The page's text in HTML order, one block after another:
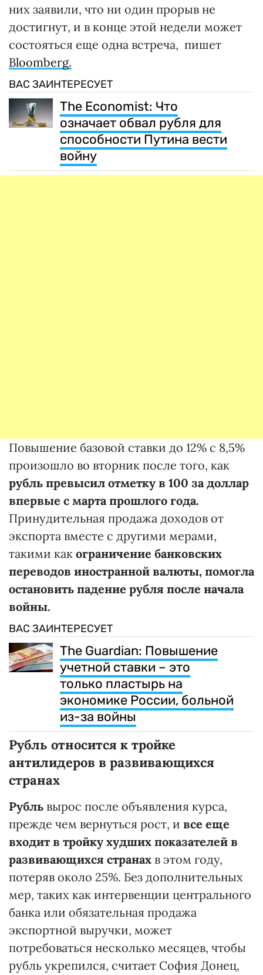
них заявили, что ни один прорыв не
достигнут, и в конце этой недели может
состояться еще одна встреча, пишет
Bloomberg.
ВАС ЗАИНТЕРЕСУЕТ
The Economist: Что
означает обвал рубля для
способности Путина вести
войну
Повышение базовой ставки до 12% с 8,5%
произошло во вторник после того, как
рубль превысил отметку в 100 за доллар
впервые с марта прошлого года.
Принудительная продажа доходов от
экспорта вместе с другими мерами,
такими как ограничение банковских
переводов иностранной валюты, помогла
остановить падение рубля после начала
войны.
ВАС ЗАИНТЕРЕСУЕТ
The Guardian: Повышение
учетной ставки – это
только пластырь на
экономике России, больной
из-за войны
Рубль относится к тройке
антилидеров в развивающихся
странах
Рубль вырос после объявления курса,
прежде чем вернуться рост, и все еще
входит в тройку худших показателей в
развивающихся странах в этом году,
потеряв около 25%. Без дополнительных
мер, таких как интервенции центрального
банка или обязательная продажа
экспортной выручки, может
потребоваться несколько месяцев, чтобы
рубль укрепился, считает София Донец,